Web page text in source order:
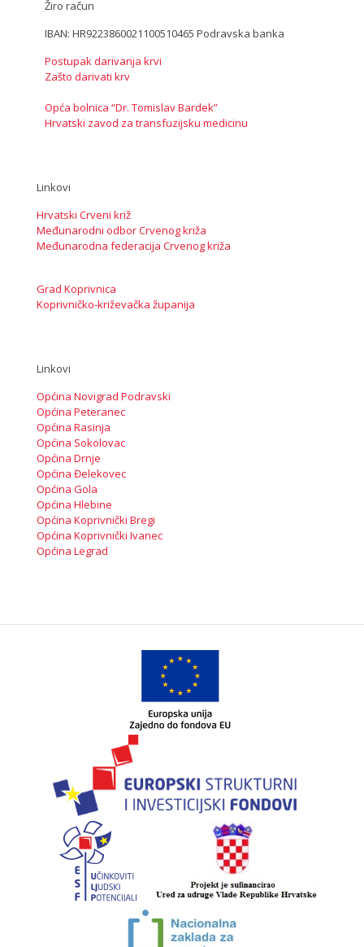
Žiro račun
IBAN: HR9223860021100510465 Podravska banka
Postupak darivanja krvi
Zašto darivati krv
Opća bolnica “Dr. Tomislav Bardek”
Hrvatski zavod za transfuzijsku medicinu
Linkovi
Hrvatski Crveni križ
Međunarodni odbor Crvenog križa
Međunarodna federacija Crvenog križa
Grad Koprivnica
Koprivničko-križevačka županija
Linkovi
Općina Novigrad Podravski
Općina Peteranec
Općina Rasinja
Općina Sokolovac
Općina Drnje
Općina Đelekovec
Općina Gola
Općina Hlebine
Općina Koprivnički Bregi
Općina Koprivnički Ivanec
Općina Legrad